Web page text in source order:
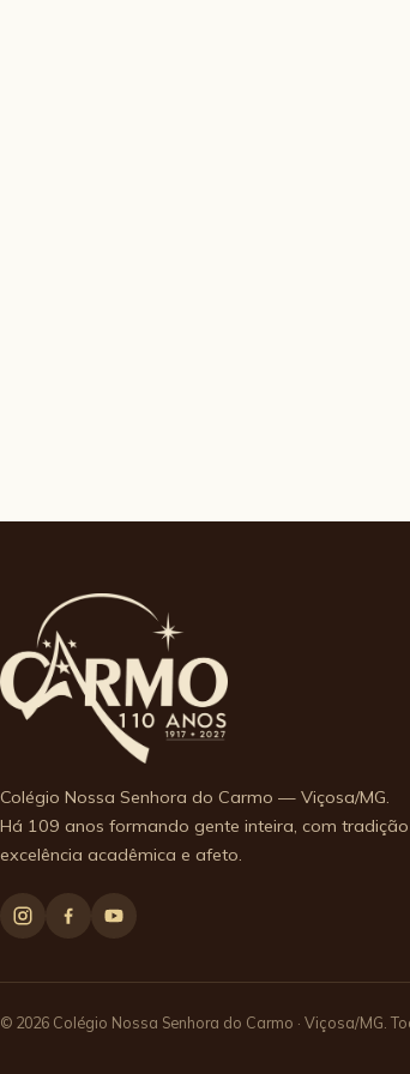
Colégio Nossa Senhora do Carmo — Viçosa/MG.
Há 109 anos formando gente inteira, com
excelência acadêmica e afeto.
© 2026 Colégio Nossa Senhora do Carmo · Viçosa/MG.